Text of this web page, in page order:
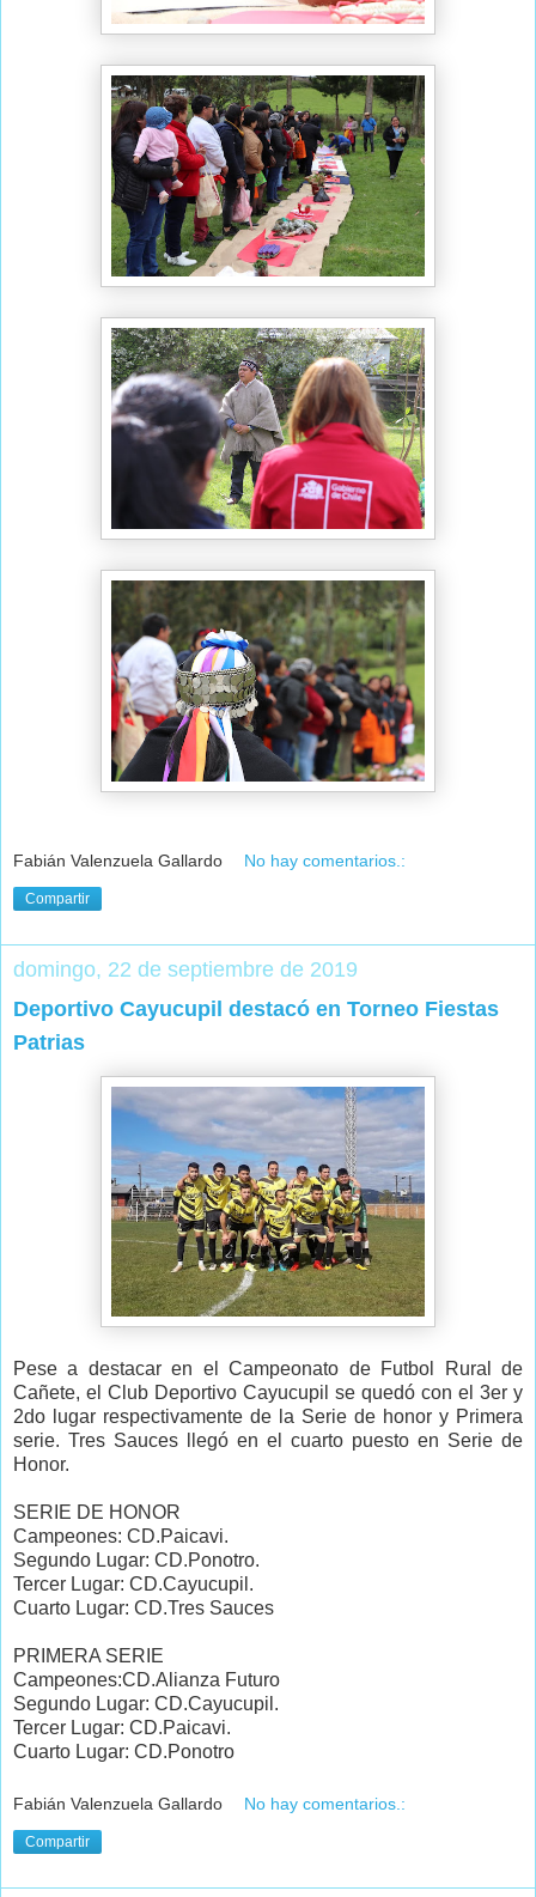
Fabián Valenzuela Gallardo No hay comentarios.:
Compartir
domingo, 22 de septiembre de 2019
Deportivo Cayucupil destacó en Torneo Fiestas
Patrias
Pese a destacar en el Campeonato de Futbol Rural de
Cañete, el Club Deportivo Cayucupil se quedó con el 3er y
2do lugar respectivamente de la Serie de honor y Primera
serie. Tres Sauces llegó en el cuarto puesto en Serie de
Honor.
SERIE DE HONOR
Campeones: CD.Paicavi.
Segundo Lugar: CD.Ponotro.
Tercer Lugar: CD.Cayucupil.
Cuarto Lugar: CD.Tres Sauces
PRIMERA SERIE
Campeones:CD.Alianza Futuro
Segundo Lugar: CD.Cayucupil.
Tercer Lugar: CD.Paicavi.
Cuarto Lugar: CD.Ponotro
Fabián Valenzuela Gallardo No hay comentarios.:
Compartir